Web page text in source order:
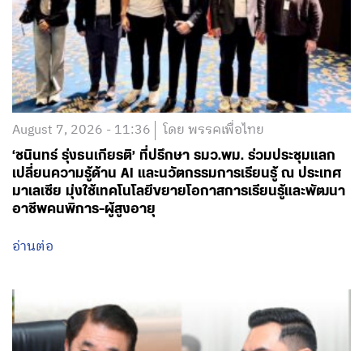
August 7, 2026 - 11:36 โดย พรรคเพื่อไทย
‘ชนินทร์ รุ่งธนเกียรติ’ ที่ปรึกษา รมว.พม. ร่วมประชุมแลก
เปลี่ยนความรู้ด้าน AI และนวัตกรรมการเรียนรู้ ณ ประเทศ
มาเลเซีย มุ่งใช้เทคโนโลยีขยายโอกาสการเรียนรู้และพัฒนา
อาชีพคนพิการ-ผู้สูงอายุ
อ่านต่อ